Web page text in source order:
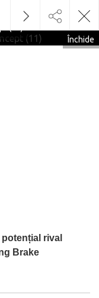
rival
Brake
Închide